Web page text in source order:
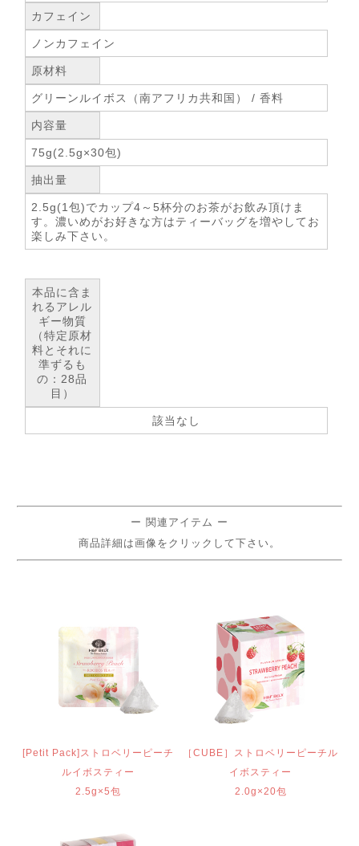
カフェイン
ノンカフェイン
原材料
グリーンルイボス（南アフリカ共和国） / 香料
内容量
75g(2.5g×30包)
抽出量
2.5g(1包)でカップ4～5杯分のお茶がお飲み頂けま
す。濃いめがお好きな方はティーバッグを増やしてお
楽しみ下さい。
本品に含ま
れるアレル
ギー物質
（特定原材
料とそれに
準ずるも
の：28品
目）
該当なし
ー 関連アイテム ー
商品詳細は画像をクリックして下さい。
[Petit Pack]ストロベリーピーチ
ルイボスティー
2.5g×5包
［CUBE］ストロベリーピーチル
イボスティー
2.0g×20包